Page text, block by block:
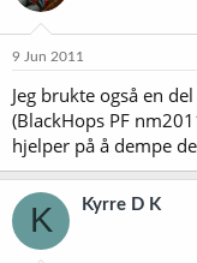
9 Jun 2011
Jeg brukte også en
(BlackHops PF
hjelper på å dempe
K Kyrre D K